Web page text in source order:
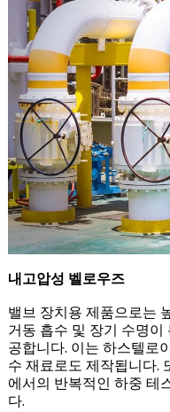
내고압성 벨로우즈
밸브 장치용 제품으로는
거동 흡수 및 장기 수명
공합니다. 이는 하스텔로
수 재료로도 제작됩니다.
에서의 반복적인 하중 테
다.